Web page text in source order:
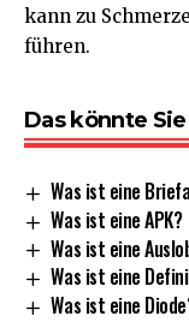
kann zu
führen.
Das könnte
Was ist eine
Was ist eine APK?
Was ist eine
Was ist eine
Was ist eine